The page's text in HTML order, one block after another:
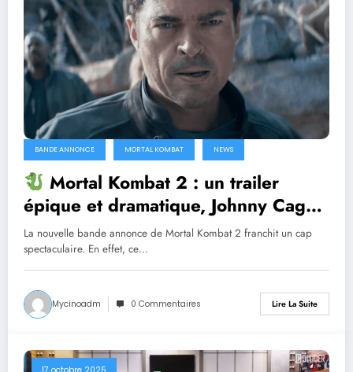
BANDE ANNONCE MORTAL KOMBAT NEWS
Mortal Kombat 2 : un trailer
épique et dramatique, Johnny Cage
embrase la guerre ! [TRAILER 2]
La nouvelle bande annonce de Mortal Kombat 2 franchit un cap
spectaculaire. En effet, ce…
Mycinoadm 0 Commentaires Lire La Suite